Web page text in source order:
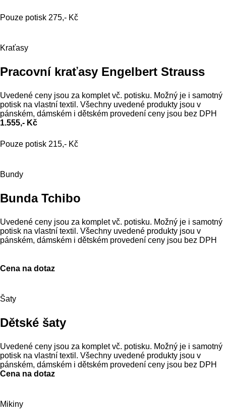
Pouze potisk 275,- Kč
Kraťasy
Pracovní kraťasy Engelbert Strauss
Uvedené ceny jsou za komplet vč. potisku. Možný je i samotný
potisk na vlastní textil. Všechny uvedené produkty jsou v
pánském, dámském i dětském provedení ceny jsou bez DPH
1.555,- Kč
Pouze potisk 215,- Kč
Bundy
Bunda Tchibo
Uvedené ceny jsou za komplet vč. potisku. Možný je i samotný
potisk na vlastní textil. Všechny uvedené produkty jsou v
pánském, dámském i dětském provedení ceny jsou bez DPH
Cena na dotaz
Šaty
Dětské šaty
Uvedené ceny jsou za komplet vč. potisku. Možný je i samotný
potisk na vlastní textil. Všechny uvedené produkty jsou v
pánském, dámském i dětském provedení ceny jsou bez DPH
Cena na dotaz
Mikiny